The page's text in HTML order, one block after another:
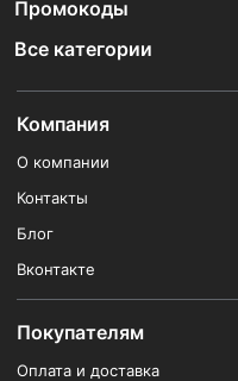
Промокоды
Все категории
Компания
О компании
Контакты
Блог
Вконтакте
Покупателям
Оплата и доставка